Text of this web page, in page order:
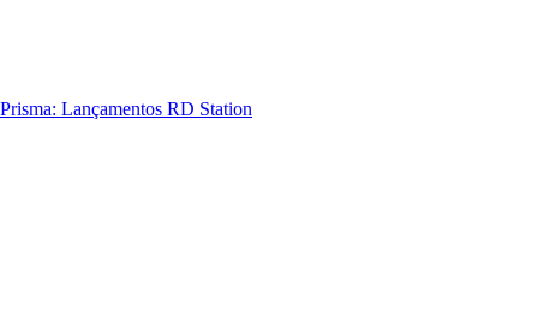
Prisma: Lançamentos RD Station